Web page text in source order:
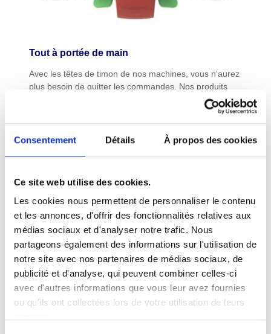
Consentement Détails À propos des cookies
Ce site web utilise des cookies.
Les cookies nous permettent de personnaliser le contenu
et les annonces, d'offrir des fonctionnalités relatives aux
médias sociaux et d'analyser notre trafic. Nous
partageons également des informations sur l'utilisation de
notre site avec nos partenaires de médias sociaux, de
publicité et d'analyse, qui peuvent combiner celles-ci
avec d'autres informations que vous leur avez fournies
ou qu'ils ont collectées lors de votre utilisation de leurs
Tout à portée de main
Avec les têtes de timon de nos machines, vous n'aurez
plus besoin de quitter les commandes. Nos produits
sont équipés d'un tableau de bord situé au plus près
l'opérateur de contrôler, en un coup d'œil, l'autonomie
restante, la vitesse sélectionnée ou encore de mettre